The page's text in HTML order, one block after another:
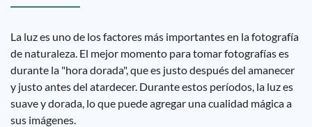
La luz es uno de los factores más importantes en la fotografía
de naturaleza. El mejor momento para tomar fotografías es
durante la "hora dorada", que es justo después del amanecer
y justo antes del atardecer. Durante estos períodos, la luz es
suave y dorada, lo que puede agregar una cualidad mágica a
sus imágenes.